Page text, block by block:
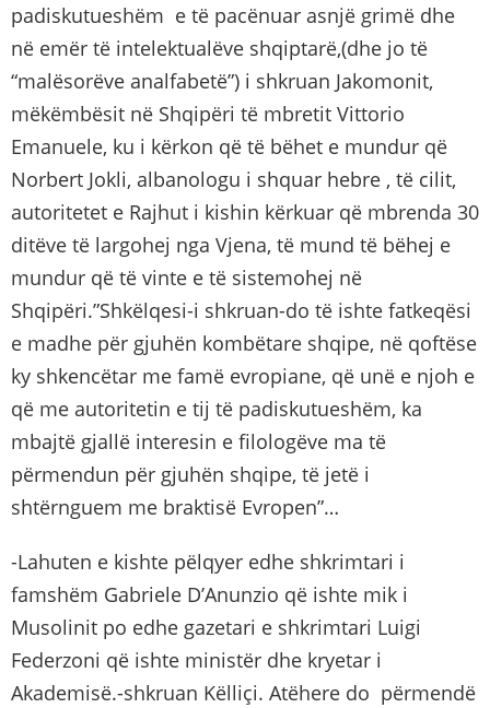
padiskutueshëm e të pacënuar asnjë grimë dhe
në emër të intelektualëve shqiptarë,(dhe jo të
“malësorëve analfabetë”) i shkruan Jakomonit,
mëkëmbësit në Shqipëri të mbretit Vittorio
Emanuele, ku i kërkon që të bëhet e mundur që
Norbert Jokli, albanologu i shquar hebre , të cilit,
autoritetet e Rajhut i kishin kërkuar që mbrenda 30
ditëve të largohej nga Vjena, të mund të bëhej e
mundur që të vinte e të sistemohej në
Shqipëri.”Shkëlqesi-i shkruan-do të ishte fatkeqësi
e madhe për gjuhën kombëtare shqipe, në qoftëse
ky shkencëtar me famë evropiane, që unë e njoh e
që me autoritetin e tij të padiskutueshëm, ka
mbajtë gjallë interesin e filologëve ma të
përmendun për gjuhën shqipe, të jetë i
shtërnguem me braktisë Evropen”…
-Lahuten e kishte pëlqyer edhe shkrimtari i
famshëm Gabriele D’Anunzio që ishte mik i
Musolinit po edhe gazetari e shkrimtari Luigi
Federzoni që ishte ministër dhe kryetar i
Akademisë.-shkruan Këlliçi. Atëhere do përmendë